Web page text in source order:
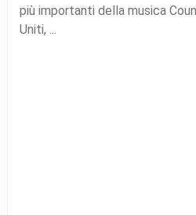
più importanti della musica
Uniti, ...